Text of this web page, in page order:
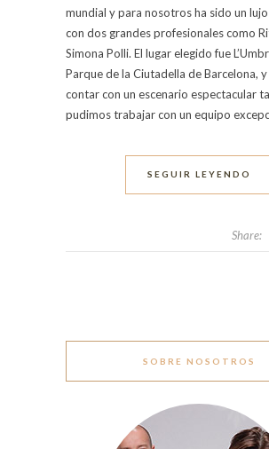
mundial y para nosotros ha sido un
con dos grandes profesionales como
Simona Polli. El lugar elegido fue
Parque de la Ciutadella de Barcelona,
contar con un escenario espectacular
pudimos trabajar con un equipo
SEGUIR LEYENDO
Share:
SOBRE NOSOTROS